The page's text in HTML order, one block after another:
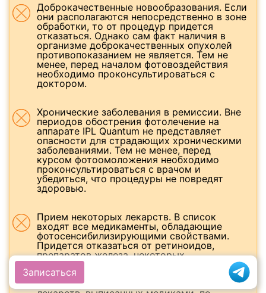
Доброкачественные новообразования. Если
они располагаются непосредственно в зоне
обработки, то от процедур придется
отказаться. Однако сам факт наличия в
организме доброкачественных опухолей
противопоказанием не является. Тем не
менее, перед началом фотовоздействия
необходимо проконсультироваться с
доктором.
Хронические заболевания в ремиссии. Вне
периодов обострения фотолечение на
аппарате IPL Quantum не представляет
опасности для страдающих хроническими
заболеваниями. Тем не менее, перед
курсом фотоомоложения необходимо
проконсультироваться с врачом и
убедиться, что процедуры не повредят
здоровью.
Прием некоторых лекарств. В список
входят все медикаменты, обладающие
фотосенсибилизирующими свойствами.
Придется отказаться от ретиноидов,
препаратов железа, некоторых
антибиотиков (тетрациклин и его
производные). Под запретом также
антикоагулянты. Не стоит отказываться от
Записаться